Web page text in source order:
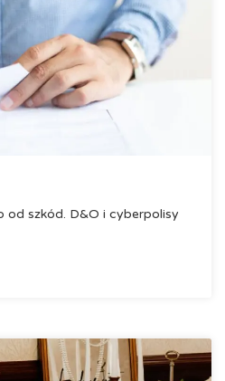
od szkód. D&O i cyberpolisy